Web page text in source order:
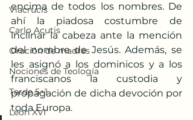
Viacrucis
Carlo Acutis
Oración de madres
Nociones de Teología
Tarde 5+1
León XVI
encima de todos los nombres. De
ahí la piadosa costumbre de
inclinar la cabeza ante la mención
del nombre de Jesús. Además, se
les asignó a los dominicos y a los
franciscanos la custodia y
propagación de dicha devoción por
toda Europa.